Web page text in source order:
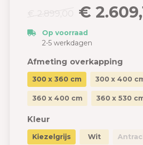
€
Op voorraad
2-5 werkdagen
Afmeting overkapping
300 x 360 cm 300 x 400
360 x 400 cm 360 x 530
Kleur
Kiezelgrijs Wit